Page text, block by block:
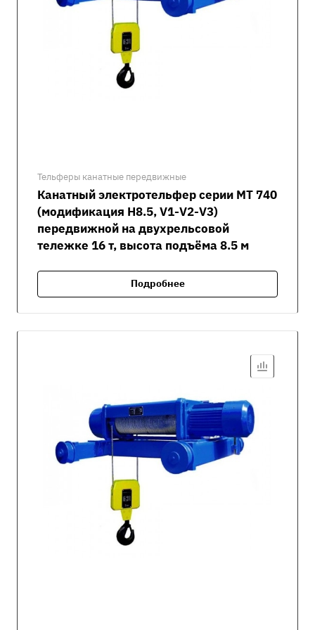
Тельферы канатные передвижные
Канатный электротельфер серии MT 740
(модификация H8.5, V1-V2-V3)
передвижной на двухрельсовой
тележке 16 т, высота подъёма 8.5 м
Подробнее